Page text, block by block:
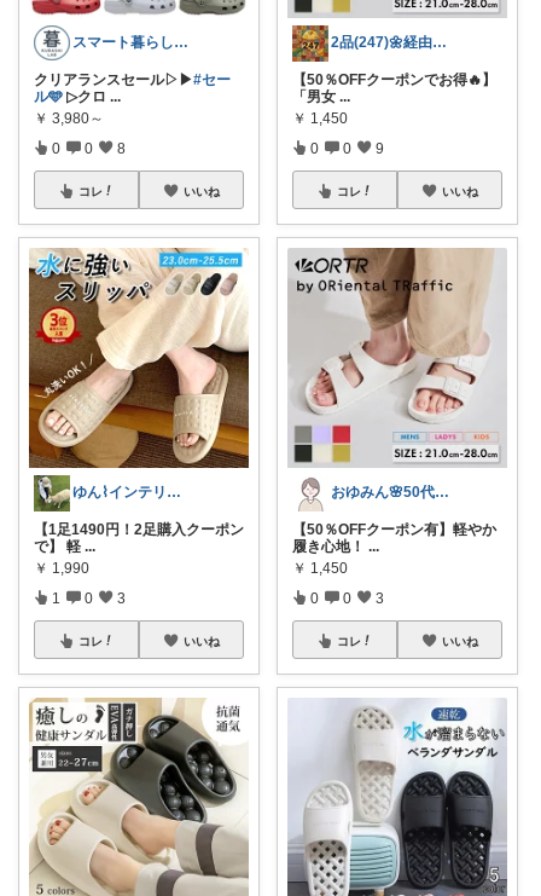
スマート暮らしラボ
クリアランスセール▷▶︎#セー
ル🩵 ▷クロ ...
￥ 3,980～
0 0 8
コレ いいね
ゆん⌇インテリアと生活雑貨がメイン🧸
【1足1490円！2足購入クーポン
で】 軽 ...
￥ 1,990
1 0 3
コレ いいね
2品(247)🌼経由購入感謝です🌼
​【50％OFFクーポンでお得🔥】
「男女 ...
￥ 1,450
0 0 9
コレ いいね
おゆみん🌸50代からの快適暮らし
【50％OFFクーポン有】軽やか
履き心地！ ...
￥ 1,450
0 0 3
コレ いいね